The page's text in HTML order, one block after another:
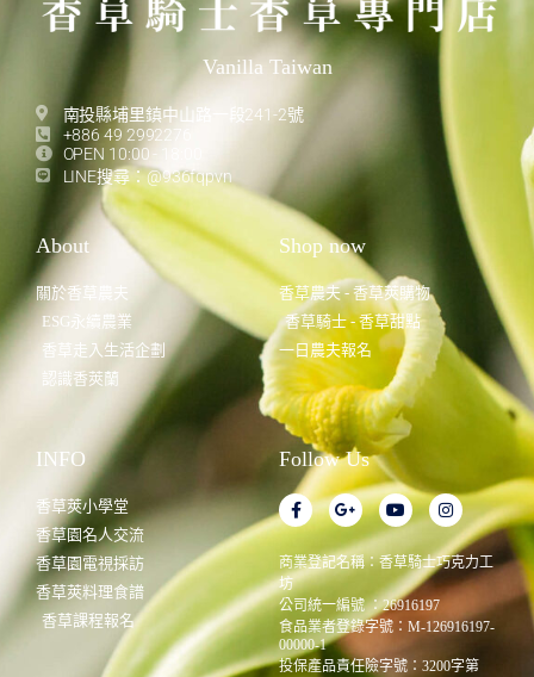
Vanilla Taiwan
南投縣埔里鎮中山路一段241-2號
+886 49 2992276
OPEN 10:00 - 18:00
LINE搜尋：@936fqpvn
About
關於香草農夫
ESG永續農業
香草走入生活企劃
認識香莢蘭
Shop now
香草農夫 - 香草莢購物
香草騎士 - 香草甜點
一日農夫報名
INFO
香草莢小學堂
香草園名人交流
香草園電視採訪
香草莢料理食譜
香草課程報名
Follow Us
商業登記名稱：香草騎士巧克力工
坊
公司統一編號 ：26916197
食品業者登錄字號：M-126916197-
00000-1
投保產品責任險字號：3200字第